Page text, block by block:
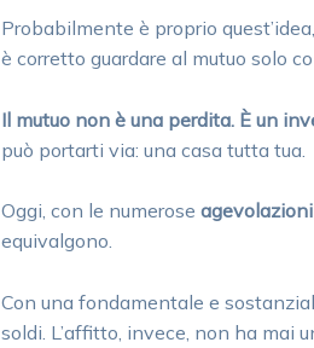
Probabilmente è proprio
è corretto guardare al mutuo solo
Il mutuo non è una perdita. È un
può portarti via: una casa tutta tua.
Oggi, con le numerose
equivalgono.
Con una fondamentale e
soldi. L’affitto, invece, non ha mai